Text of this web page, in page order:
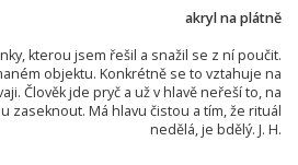
akryl na plátně
kterou jsem řešil a snažil se z ní poučit.
objektu. Konkrétně se to vztahuje na
Člověk jde pryč a už v hlavě neřeší to, na
zaseknout. Má hlavu čistou a tím, že rituál
nedělá, je bdělý. J. H.